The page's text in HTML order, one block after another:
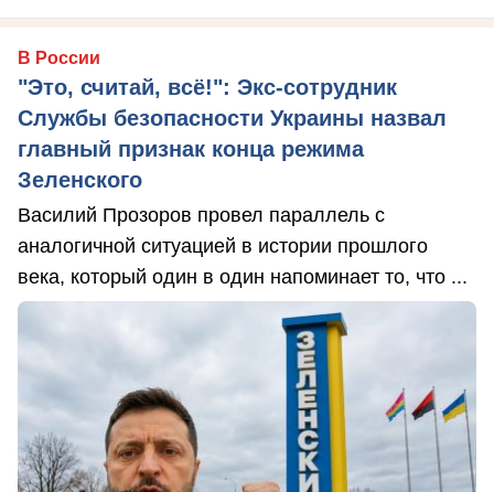
В России
"Это, считай, всё!": Экс-сотрудник
Службы безопасности Украины назвал
главный признак конца режима
Зеленского
Василий Прозоров провел параллель с
аналогичной ситуацией в истории прошлого
века, который один в один напоминает то, что ...